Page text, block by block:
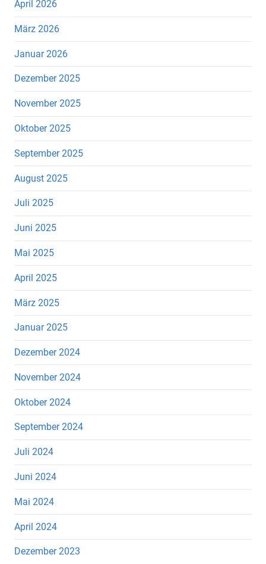
April 2026
März 2026
Januar 2026
Dezember 2025
November 2025
Oktober 2025
September 2025
August 2025
Juli 2025
Juni 2025
Mai 2025
April 2025
März 2025
Januar 2025
Dezember 2024
November 2024
Oktober 2024
September 2024
Juli 2024
Juni 2024
Mai 2024
April 2024
Dezember 2023